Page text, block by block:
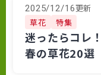
2025/12/16更新
草花
特集
迷ったらコレ
春の草花20選